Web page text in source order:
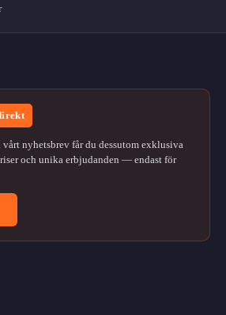
nyhetsbrev får du dessutom exklusiva
och unika erbjudanden — endast för